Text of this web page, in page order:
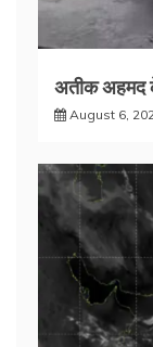
अतीक अहमद
August 6,